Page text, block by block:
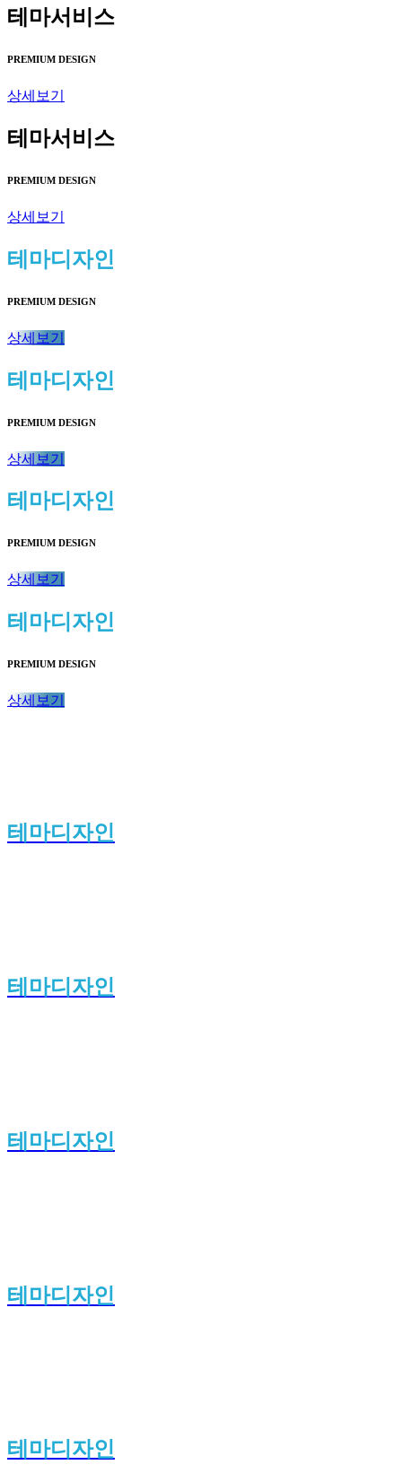
테마서비스
PREMIUM DESIGN
상세보기
테마서비스
PREMIUM DESIGN
상세보기
테마디자인
PREMIUM DESIGN
상세보기
테마디자인
PREMIUM DESIGN
상세보기
테마디자인
PREMIUM DESIGN
상세보기
테마디자인
PREMIUM DESIGN
상세보기
테마디자인
테마디자인
테마디자인
테마디자인
테마디자인